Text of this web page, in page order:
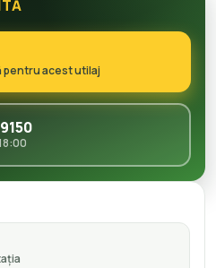
acest utilaj